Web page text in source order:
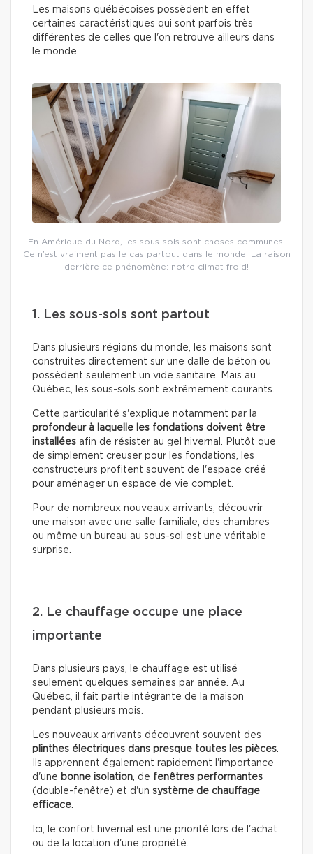
Les maisons québécoises possèdent en effet
certaines caractéristiques qui sont parfois très
différentes de celles que l'on retrouve ailleurs dans
le monde.
En Amérique du Nord, les sous-sols sont choses communes.
Ce n’est vraiment pas le cas partout dans le monde. La raison
derrière ce phénomène: notre climat froid!
1. Les sous-sols sont partout
Dans plusieurs régions du monde, les maisons sont
construites directement sur une dalle de béton ou
possèdent seulement un vide sanitaire. Mais au
Québec, les sous-sols sont extrêmement courants.
Cette particularité s'explique notamment par la
profondeur à laquelle les fondations doivent être
installées afin de résister au gel hivernal. Plutôt que
de simplement creuser pour les fondations, les
constructeurs profitent souvent de l'espace créé
pour aménager un espace de vie complet.
Pour de nombreux nouveaux arrivants, découvrir
une maison avec une salle familiale, des chambres
ou même un bureau au sous-sol est une véritable
surprise.
2. Le chauffage occupe une place
importante
Dans plusieurs pays, le chauffage est utilisé
seulement quelques semaines par année. Au
Québec, il fait partie intégrante de la maison
pendant plusieurs mois.
Les nouveaux arrivants découvrent souvent des
plinthes électriques dans presque toutes les pièces.
Ils apprennent également rapidement l'importance
d'une bonne isolation, de fenêtres performantes
(double-fenêtre) et d'un système de chauffage
efficace.
Ici, le confort hivernal est une priorité lors de l'achat
ou de la location d'une propriété.